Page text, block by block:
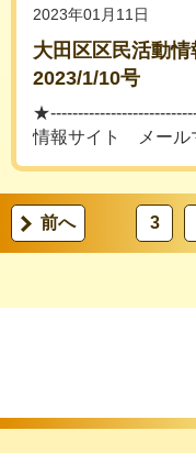
2023年01月11日
大田区区民活動
2023/1/10号
情報サイト メール
前へ 3